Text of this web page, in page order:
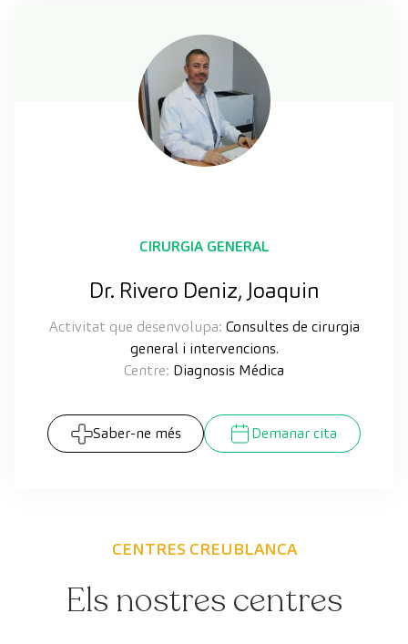
CIRURGIA GENERAL
Dr. Rivero Deniz, Joaquin
Activitat que desenvolupa: Consultes de cirurgia
general i intervencions.
Centre: Diagnosis Médica
Saber-ne més Demanar cita
CENTRES CREUBLANCA
Els nostres centres